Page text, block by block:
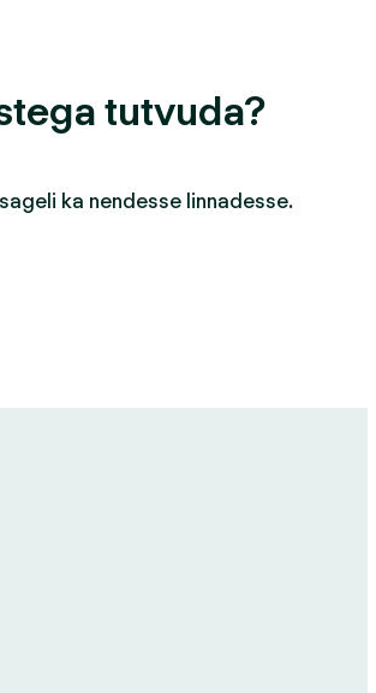
tutvuda?
ka nendesse linnadesse.